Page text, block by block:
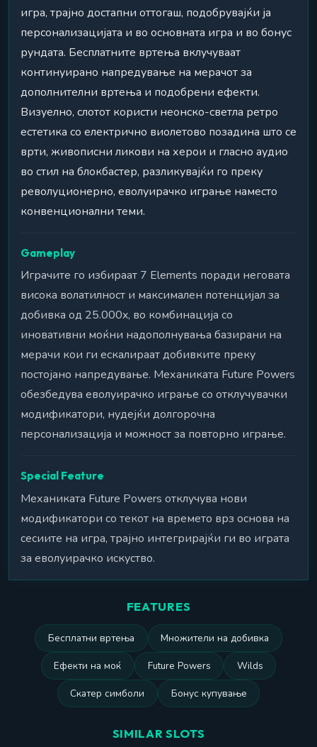
игра, трајно достапни оттогаш, подобрувајќи ја
персонализацијата и во основната игра и во бонус
рундата. Бесплатните вртења вклучуваат
континуирано напредување на мерачот за
дополнителни вртења и подобрени ефекти.
Визуелно, слотот користи неонско-светла ретро
естетика со електрично виолетово позадина што се
врти, живописни ликови на херои и гласно аудио
во стил на блокбастер, разликувајќи го преку
револуционерно, еволуирачко играње наместо
конвенционални теми.
Gameplay
Играчите го избираат 7 Elements поради неговата
висока волатилност и максимален потенцијал за
добивка од 25.000x, во комбинација со
иновативни моќни надополнувања базирани на
мерачи кои ги ескалираат добивките преку
постојано напредување. Механиката Future Powers
обезбедува еволуирачко играње со отклучувачки
модификатори, нудејќи долгорочна
персонализација и можност за повторно играње.
Special Feature
Механиката Future Powers отклучува нови
модификатори со текот на времето врз основа на
сесиите на игра, трајно интегрирајќи ги во играта
за еволуирачко искуство.
FEATURES
Бесплатни вртења Множители на добивка
Ефекти на моќ Future Powers Wilds
Скатер симболи Бонус купување
SIMILAR SLOTS